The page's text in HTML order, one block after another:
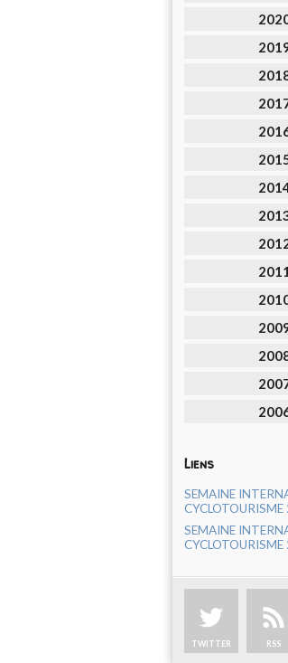
Liens
SEMAINE
SEMAINE
TWITTER RSS